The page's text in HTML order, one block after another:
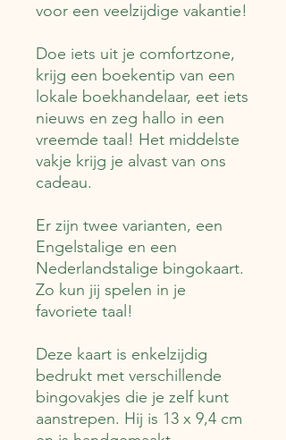
voor een veelzijdige vakantie!
Doe iets uit je comfortzone,
krijg een boekentip van een
lokale boekhandelaar, eet iets
nieuws en zeg hallo in een
vreemde taal! Het middelste
vakje krijg je alvast van ons
cadeau.
Er zijn twee varianten, een
Engelstalige en een
Nederlandstalige bingokaart.
Zo kun jij spelen in je
favoriete taal!
Deze kaart is enkelzijdig
bedrukt met verschillende
bingovakjes die je zelf kunt
aanstrepen. Hij is 13 x 9,4 cm